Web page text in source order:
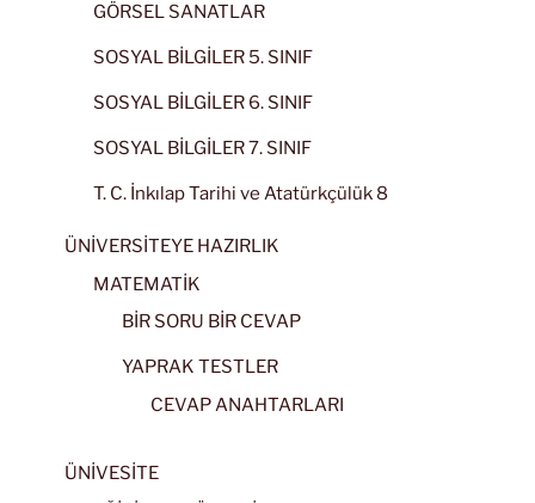
GÖRSEL SANATLAR
SOSYAL BİLGİLER 5. SINIF
SOSYAL BİLGİLER 6. SINIF
SOSYAL BİLGİLER 7. SINIF
T. C. İnkılap Tarihi ve Atatürkçülük 8
ÜNİVERSİTEYE HAZIRLIK
MATEMATİK
BİR SORU BİR CEVAP
YAPRAK TESTLER
CEVAP ANAHTARLARI
ÜNİVESİTE